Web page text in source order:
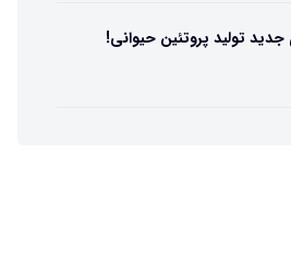
جدید تولید پروتئین حیوانی!
می بینند؟